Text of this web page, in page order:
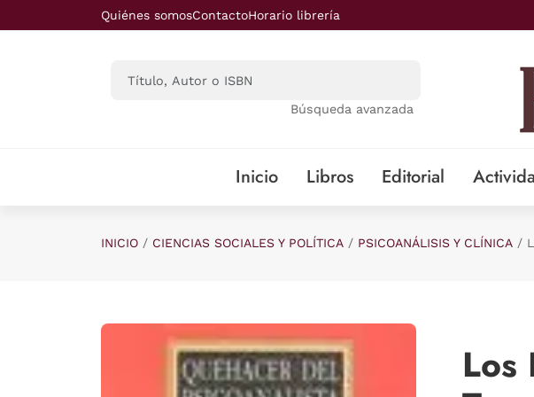
Saltar al contenido principal
Quiénes somosContactoHorario librería
Búsqueda avanzada
Inicio Libros Editorial
INICIO CIENCIAS SOCIALES Y POLÍTICA PSICOANÁLISIS Y CLÍNICA
Los